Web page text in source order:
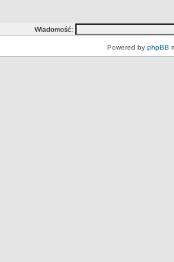
Wiadomość:
Powered by phpBB